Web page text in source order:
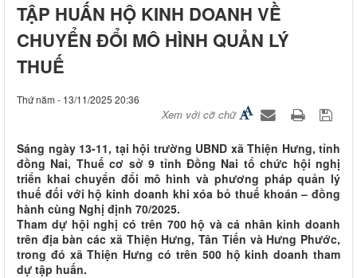
TẬP HUẤN HỘ KINH DOANH VỀ
CHUYỂN ĐỔI MÔ HÌNH QUẢN LÝ
THUẾ
Thứ năm - 13/11/2025 20:36
Xem với cỡ chữ
Sáng ngày 13-11, tại hội trường UBND xã Thiện Hưng, tỉnh
đồng Nai, Thuế cơ sở 9 tỉnh Đồng Nai tổ chức hội nghị
triển khai chuyển đổi mô hình và phương pháp quản lý
thuế đối với hộ kinh doanh khi xóa bỏ thuế khoán – đồng
hành cùng Nghị định 70/2025.
Tham dự hội nghị có trên 700 hộ và cá nhân kinh doanh
trên địa bàn các xã Thiện Hưng, Tân Tiến và Hưng Phước,
trong đó xã Thiện Hưng có trên 500 hộ kinh doanh tham
dự tập huấn.